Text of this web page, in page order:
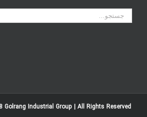
جستجو
برای:
Golrang Industrial Group| All Rights Reserved